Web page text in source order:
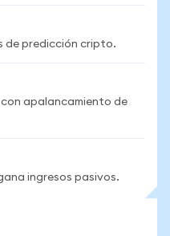
de predicción cripto.
apalancamiento de
ingresos pasivos.